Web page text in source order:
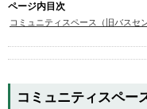
ページ内目次
コミュニティスペース（旧バスセ
コミュニティスペー